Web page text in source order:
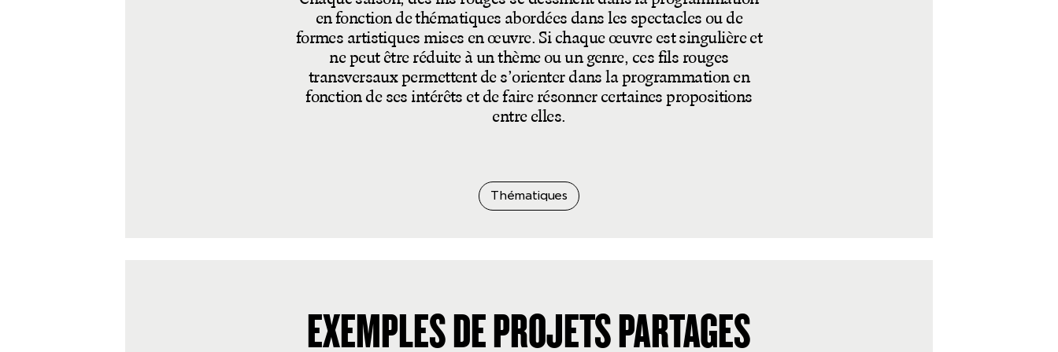
en fonction de thématiques abordées dans les spectacles ou de
formes artistiques mises en œuvre. Si chaque œuvre est singulière et
ne peut être réduite à un thème ou un genre, ces fils rouges
transversaux permettent de s’orienter dans la programmation en
fonction de ses intérêts et de faire résonner certaines propositions
entre elles.
Thématiques
EXEMPLES DE PROJETS PARTAGÉS